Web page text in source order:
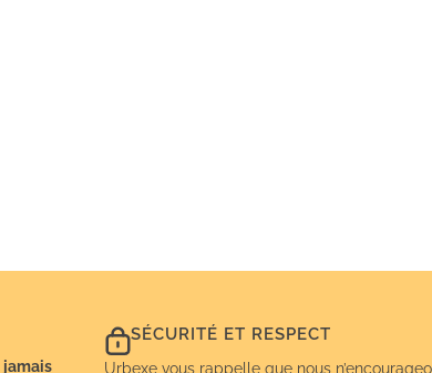
jamais
SÉCURITÉ ET RESPECT
Urbexe vous rappelle que nous